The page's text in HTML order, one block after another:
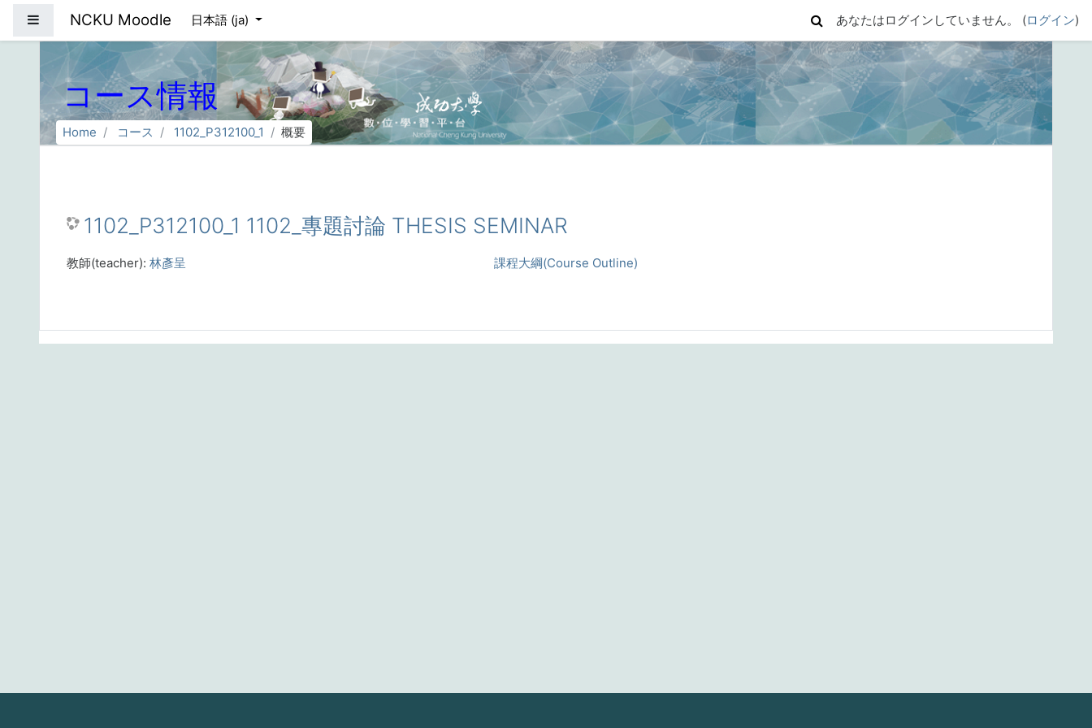
サイドパネル
NCKU Moodle 日本語 ‎(ja)‎ あなたはログインしていません。 (ログイン)
コース情報
Home コース 1102_P312100_1 概要
1102_P312100_1 1102_專題討論 THESIS SEMINAR
課程大綱(Course Outline)
教師(teacher): 林彥呈